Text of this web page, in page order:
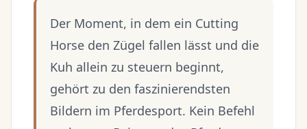
Der Moment, in dem ein Cutting
Horse den Zügel fallen lässt und die
Kuh allein zu steuern beginnt,
gehört zu den faszinierendsten
Bildern im Pferdesport. Kein Befehl